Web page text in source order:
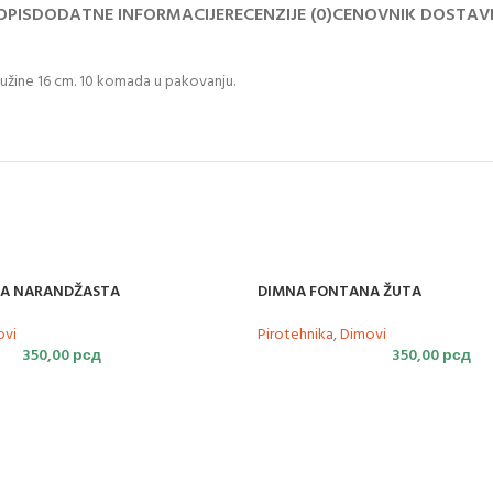
DODATNE INFORMACIJERECENZIJE (0)CENOVNIK
16 cm. 10 komada u pakovanju.
NARANDŽASTA
350,00рсд
DIMNA FONTANA ŽUTA
Pirotehnika,Dimovi
350,00рсд